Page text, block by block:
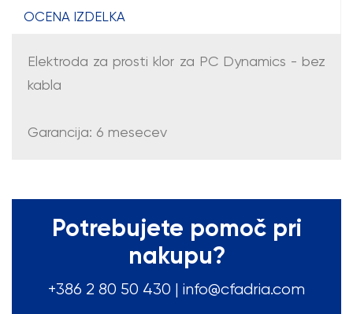
OCENA IZDELKA
Elektroda za prosti klor za PC Dynamics - bez
kabla
Garancija: 6 mesecev
Potrebujete pomoč pri
nakupu?
+386 2 80 50 430 | info@cfadria.com